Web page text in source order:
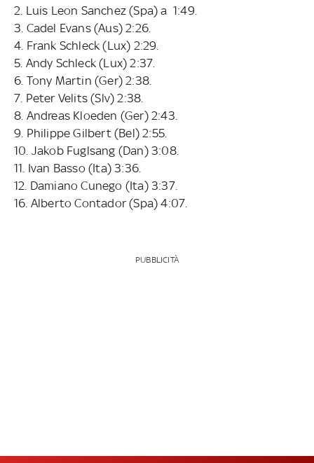
2. Luis Leon Sanchez (Spa) a 1:49.
3. Cadel Evans (Aus) 2:26.
4. Frank Schleck (Lux) 2:29.
5. Andy Schleck (Lux) 2:37.
6. Tony Martin (Ger) 2:38.
7. Peter Velits (Slv) 2:38.
8. Andreas Kloeden (Ger) 2:43.
9. Philippe Gilbert (Bel) 2:55.
10. Jakob Fuglsang (Dan) 3:08.
11. Ivan Basso (Ita) 3:36.
12. Damiano Cunego (Ita) 3:37.
16. Alberto Contador (Spa) 4:07.
PUBBLICITÀ